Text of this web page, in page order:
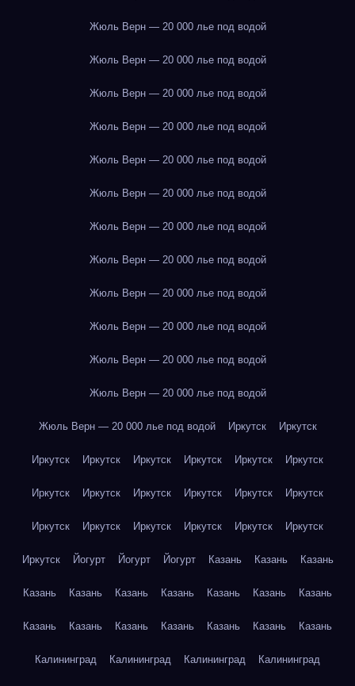
Жюль Верн — 20 000 лье под водой
Жюль Верн — 20 000 лье под водой
Жюль Верн — 20 000 лье под водой
Жюль Верн — 20 000 лье под водой
Жюль Верн — 20 000 лье под водой
Жюль Верн — 20 000 лье под водой
Жюль Верн — 20 000 лье под водой
Жюль Верн — 20 000 лье под водой
Жюль Верн — 20 000 лье под водой
Жюль Верн — 20 000 лье под водой
Жюль Верн — 20 000 лье под водой
Жюль Верн — 20 000 лье под водой
Жюль Верн — 20 000 лье под водой Иркутск Иркутск
Иркутск Иркутск Иркутск Иркутск Иркутск Иркутск
Иркутск Иркутск Иркутск Иркутск Иркутск Иркутск
Иркутск Иркутск Иркутск Иркутск Иркутск Иркутск
Иркутск Йогурт Йогурт Йогурт Казань Казань Казань
Казань Казань Казань Казань Казань Казань Казань
Казань Казань Казань Казань Казань Казань Казань
Калининград Калининград Калининград Калининград